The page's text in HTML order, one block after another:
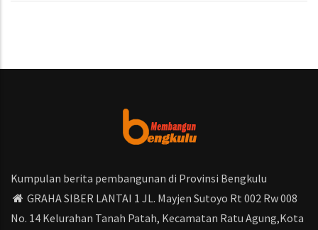
Kumpulan berita pembangunan di Provinsi Bengkulu
GRAHA SIBER LANTAI 1 JL. Mayjen Sutoyo Rt 002 Rw 008
No. 14 Kelurahan Tanah Patah, Kecamatan Ratu Agung,Kota